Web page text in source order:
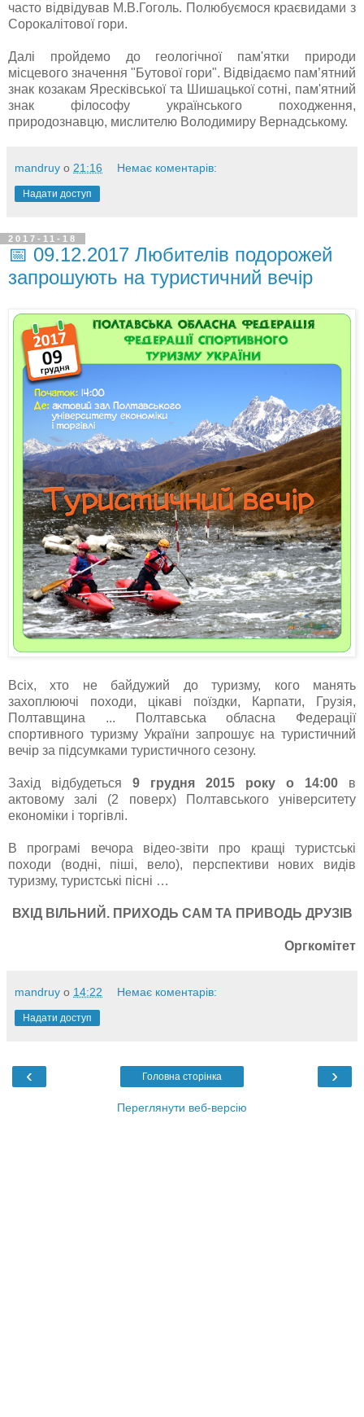
часто відвідував М.В.Гоголь. Полюбуємося краєвидами з
Сорокалітової гори.
Далі пройдемо до геологічної пам'ятки природи
місцевого значення "Бутової гори". Відвідаємо пам’ятний
знак козакам Яресківської та Шишацької сотні, пам'ятний
знак філософу українського походження,
природознавцю, мислителю Володимиру Вернадському.
mandruy о 21:16 Немає коментарів:
Надати доступ
2017-11-18
📅 09.12.2017 Любителів подорожей
запрошують на туристичний вечір
Всіх, хто не байдужий до туризму, кого манять
захоплюючі походи, цікаві поїздки, Карпати, Грузія,
Полтавщина ... Полтавська обласна Федерації
спортивного туризму України запрошує на туристичний
вечір за підсумками туристичного сезону.
Захід відбудеться 9 грудня 2015 року о 14:00 в
актовому залі (2 поверх) Полтавського університету
економіки і торгівлі.
В програмі вечора відео-звіти про кращі туристські
походи (водні, піші, вело), перспективи нових видів
туризму, туристські пісні …
ВХІД ВІЛЬНИЙ. ПРИХОДЬ САМ ТА ПРИВОДЬ ДРУЗІВ
Оргкомітет
mandruy о 14:22 Немає коментарів:
Надати доступ
‹ ›
Головна сторінка
Переглянути веб-версію